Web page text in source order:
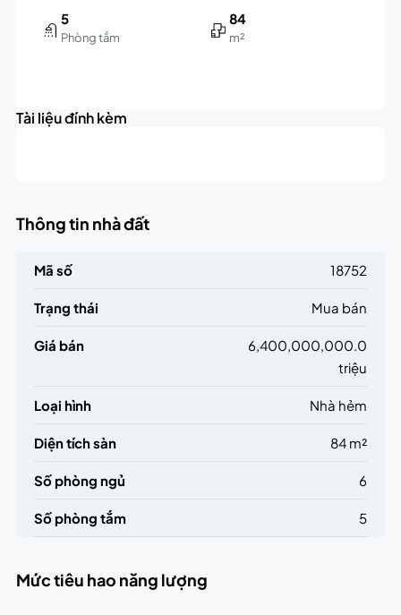
5
Phòng tắm
84
m²
+
Tài liệu đính kèm
Thông tin nhà đất
Mã số 18752
Trạng thái Mua bán
Giá bán
6,400,000,000.0
triệu
Loại hình Nhà hẻm
Diện tích sàn 84 m²
Số phòng ngủ 6
Số phòng tắm 5
Mức tiêu hao năng lượng